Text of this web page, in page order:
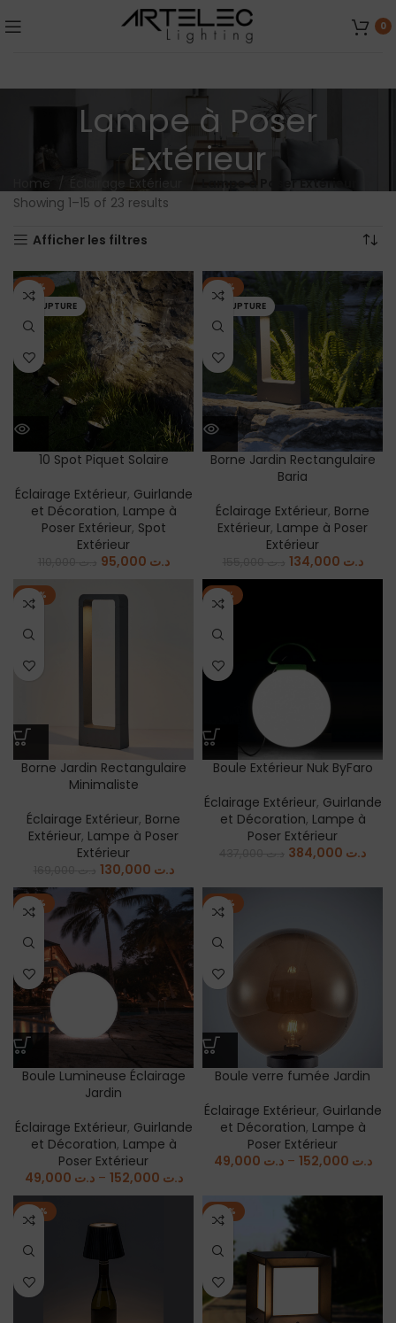
0
Lampe à Poser
Extérieur
Home Éclairage Extérieur
Lampe à Poser Extérieur
Showing 1–15 of 23 results
Afficher les filtres
-14%
EN RUPTURE
10 Spot Piquet Solaire
Éclairage Extérieur, Guirlande
et Décoration, Lampe à
Poser Extérieur, Spot
Extérieur
د.ت
-14%
EN RUPTURE
Borne Jardin Rectangulaire
Baria
Éclairage Extérieur, Borne
Extérieur, Lampe à Poser
Extérieur
د.ت
-23%
Borne Jardin Rectangulaire
Minimaliste
Éclairage Extérieur, Borne
Extérieur, Lampe à Poser
Extérieur
د.ت
-12%
Boule Extérieur Nuk ByFaro
Éclairage Extérieur, Guirlande
et Décoration, Lampe à
Poser Extérieur
د.ت
-14%
Boule Lumineuse Éclairage
Jardin
Éclairage Extérieur, Guirlande
et Décoration, Lampe à
Poser Extérieur
د.ت– د.ت
-14%
Boule verre fumée Jardin
Éclairage Extérieur, Guirlande
et Décoration, Lampe à
Poser Extérieur
د.ت– د.ت
-20% -32%